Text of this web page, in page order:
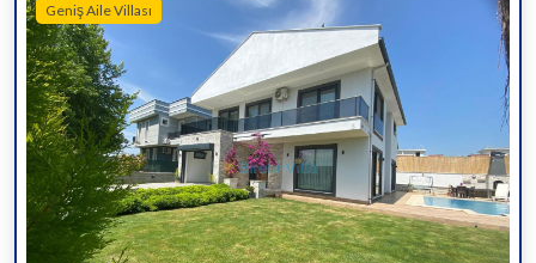
Geniş Aile Villası